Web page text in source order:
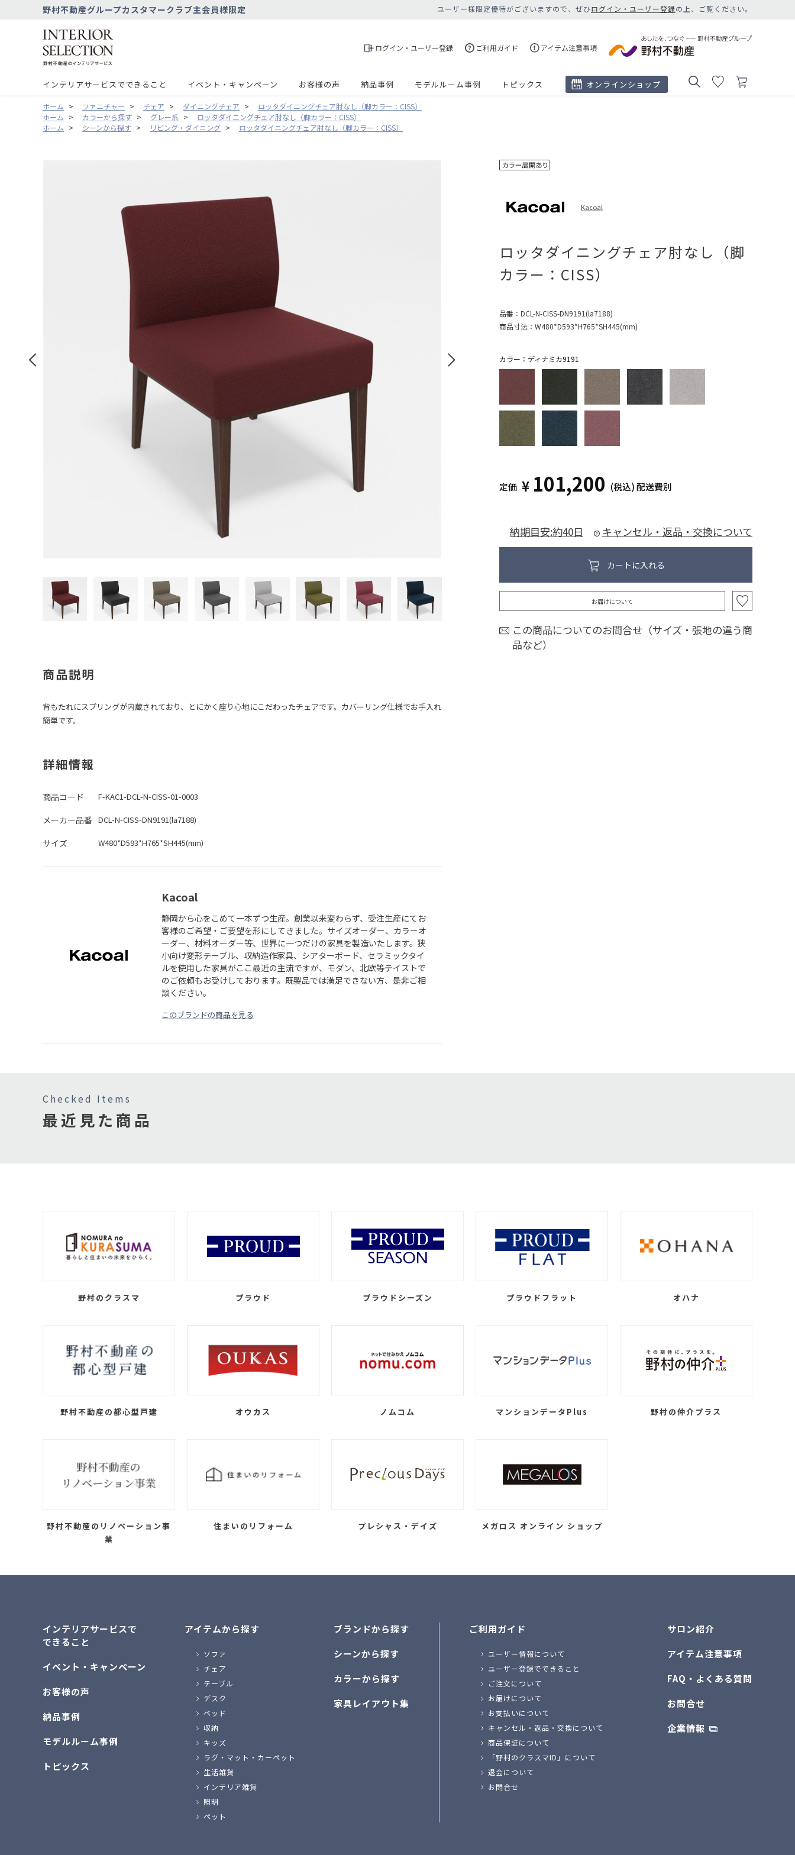
野村不動産グループカスタマークラブ主会員様限定 ユーザー様限定優待がございますので、ぜひログイン・ユーザー登録の上、ご覧ください。
ログイン・ユーザー登録 ご利用ガイド アイテム注意事項
インテリアサービスでできること イベント・キャンペーン お客様の声 納品事例 モデルルーム事例 トピックス オンラインショップ
ホーム > ファニチャー > チェア > ダイニングチェア >
ロッタダイニングチェア肘なし（脚カラー：CISS）
ホーム > カラーから探す > グレー系 >
ロッタダイニングチェア肘なし（脚カラー：CISS）
ホーム > シーンから探す > リビング・ダイニング > ロッタダイニングチェア肘なし（脚カラー：CISS）
商品説明
背もたれにスプリングが内蔵されており、とにかく座り心地にこだわったチェアです。カバーリング仕様でお手入れ
簡単です。
詳細情報
商品コード F-KAC1-DCL-N-CISS-01-0003
メーカー品番 DCL-N-CISS-DN9191(la7188)
サイズ W480*D593*H765*SH445(mm)
Kacoal
静岡から心をこめて一本ずつ生産。創業以来変わらず、受注生産にてお
客様のご希望・ご要望を形にしてきました。サイズオーダー、カラーオ
ーダー、材料オーダー等、世界に一つだけの家具を製造いたします。狭
小向け変形テーブル、収納造作家具、シアターボード、セラミックタイ
ルを使用した家具がここ最近の主流ですが、モダン、北欧等テイストで
のご依頼もお受けしております。既製品では満足できない方、是非ご相
談ください。
このブランドの商品を見る
Kacoal
ロッタダイニングチェア肘なし（脚
カラー：CISS）
品番： DCL-N-CISS-DN9191(la7188)
商品寸法： W480*D593*H765*SH445(mm)
カラー：ディナミカ9191
定価 ¥ 101,200 (税込)配送費別
納期目安:約40日 キャンセル・返品・交換について
カートに入れる
お届けについて
この商品についてのお問合せ（サイズ・張地の違う商
品など）
Checked Items
最近見た商品
野村のクラスマ プラウド プラウドシーズン プラウドフラット オハナ
野村不動産の都心型戸建 オウカス ノムコム マンションデータPlus 野村の仲介プラス
野村不動産のリノベーション事
業
住まいのリフォーム プレシャス・デイズ メガロス オンライン ショップ
インテリアサービスで
できること
イベント・キャンペーン
お客様の声
納品事例
モデルルーム事例
トピックス
アイテムから探す
ソファ
チェア
テーブル
デスク
ベッド
収納
キッズ
ラグ・マット・カーペット
生活雑貨
インテリア雑貨
照明
ペット
ブランドから探す
シーンから探す
カラーから探す
家具レイアウト集
ご利用ガイド
ユーザー情報について
ユーザー登録でできること
ご注文について
お届けについて
お支払いについて
キャンセル・返品・交換について
商品保証について
「野村のクラスマID」について
退会について
お問合せ
サロン紹介
アイテム注意事項
FAQ・よくある質問
お問合せ
企業情報